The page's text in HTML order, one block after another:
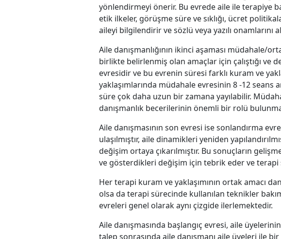
yönlendirmeyi önerir. Bu evrede aile ile terapiye
etik ilkeler, görüşme süre ve sıklığı, ücret
aileyi bilgilendirir ve sözlü veya yazılı onamlarını
Aile danışmanlığının ikinci aşaması
birlikte belirlenmiş olan amaçlar için çalıştığı ve
evresidir ve bu evrenin süresi farklı kuram ve
yaklaşımlarında müdahale evresinin 8 -12
süre çok daha uzun bir zamana yayılabilir.
danışmanlık becerilerinin önemli bir rolü
Aile danışmasının son evresi ise sonlandırma
ulaşılmıştır, aile dinamikleri yeniden
değişim ortaya çıkarılmıştır. Bu sonuçların
ve gösterdikleri değişim için tebrik eder ve terapi
Her terapi kuram ve yaklaşımının ortak amacı
olsa da terapi sürecinde kullanılan teknikler
evreleri genel olarak aynı çizgide ilerlemektedir.
Aile danışmasında başlangıç evresi, aile
talep sonrasında aile danışmanı aile üyeleri ile